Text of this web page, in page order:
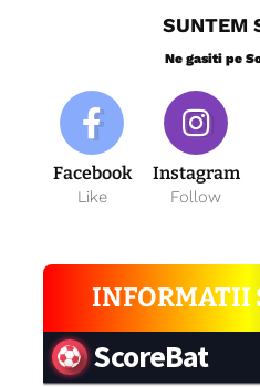
SUNTEM
Ne gasiti pe
Facebook
Like
Instagram
Follow
INFORMATII